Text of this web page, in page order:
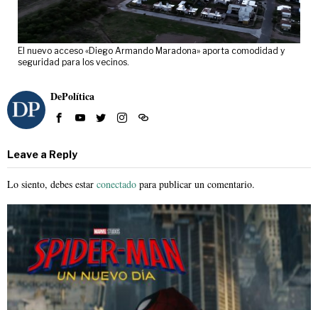
El nuevo acceso «Diego Armando Maradona» aporta comodidad y
seguridad para los vecinos.
DePolítica
Leave a Reply
Lo siento, debes estar conectado para publicar un comentario.